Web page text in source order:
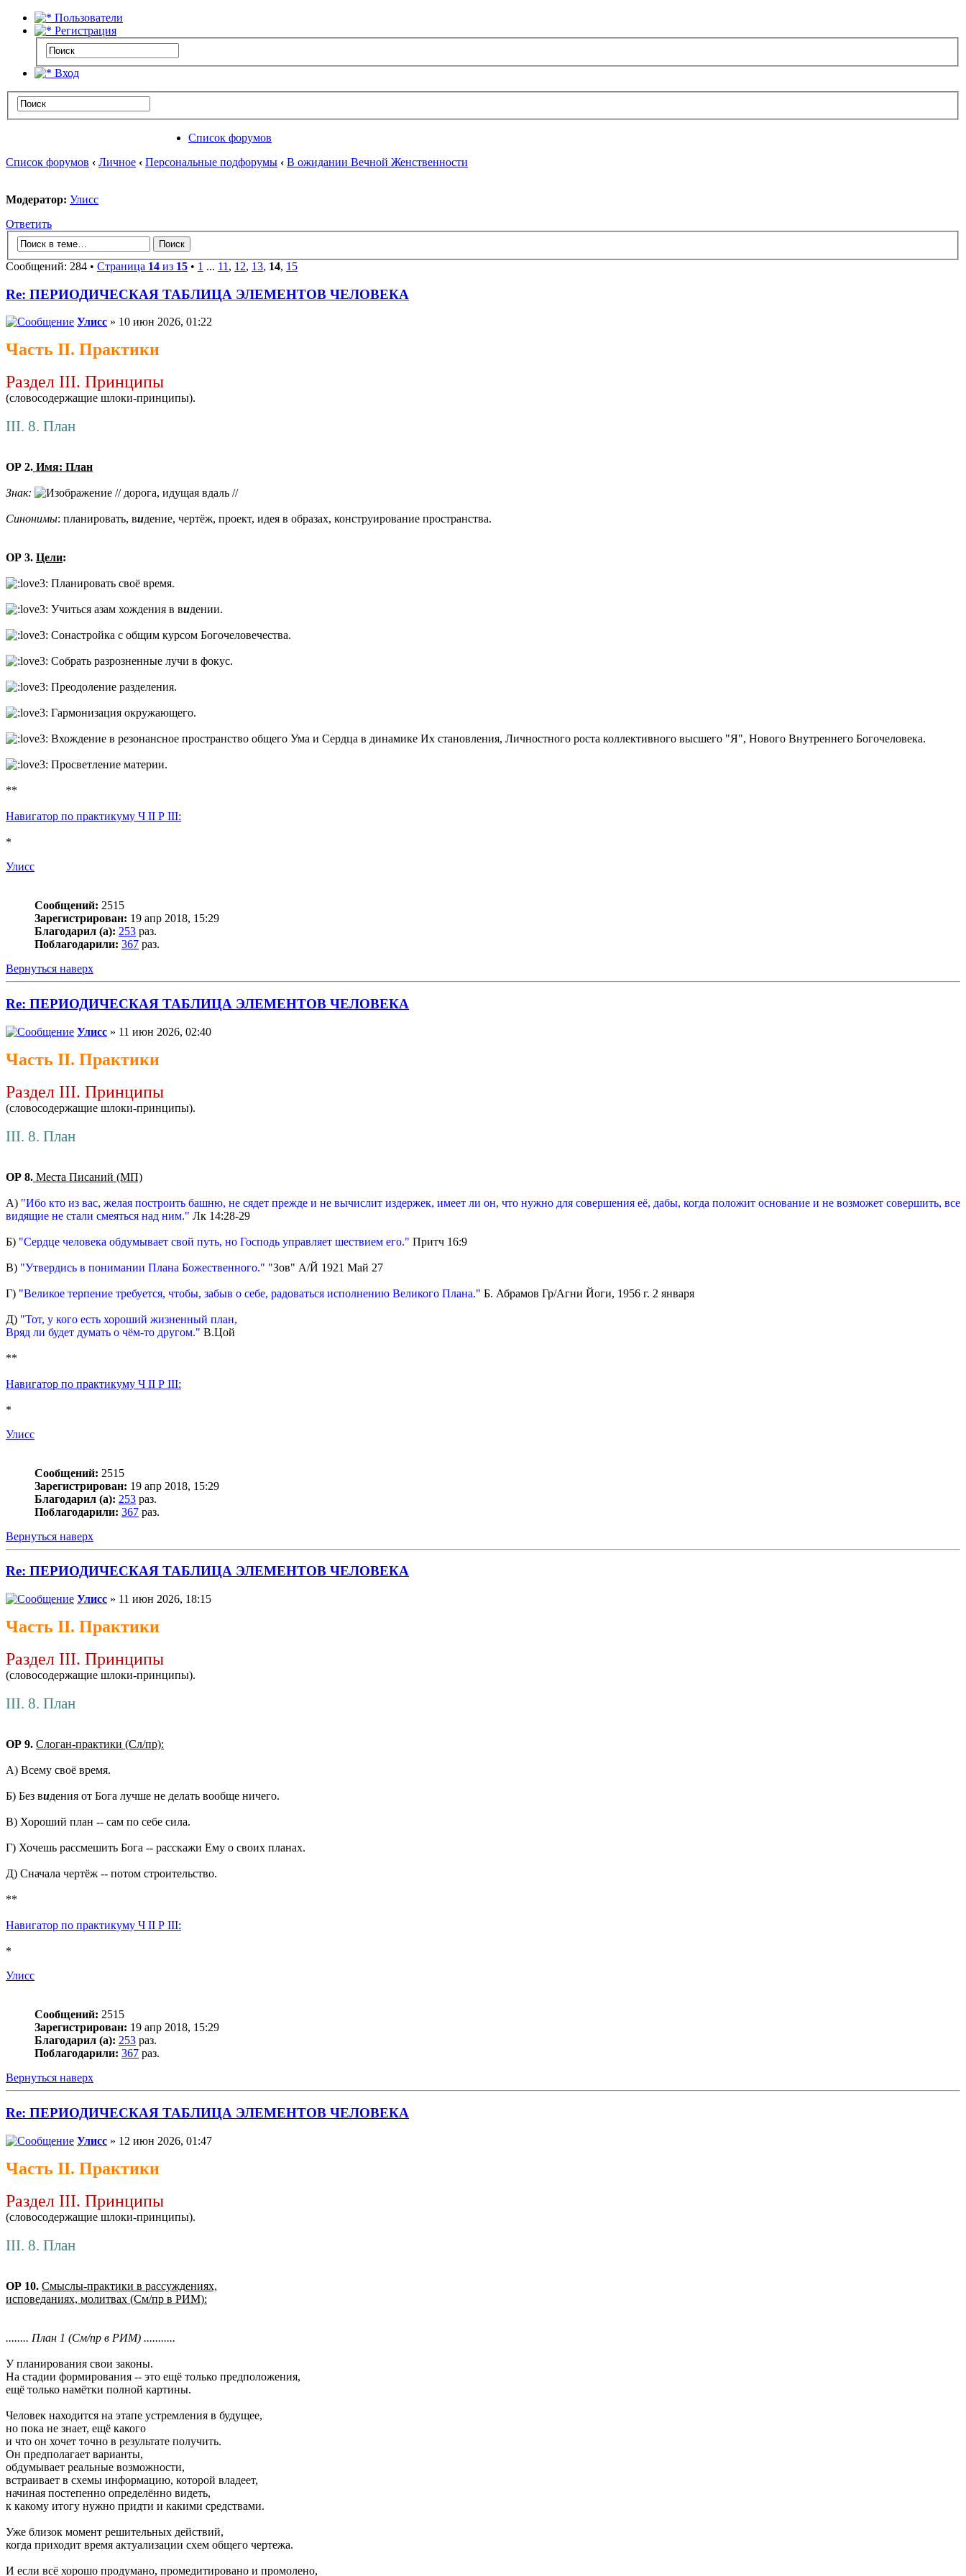
Пользователи
Регистрация
Вход
Список форумов
Список форумов ‹ Личное ‹ Персональные подфорумы ‹ В ожидании Вечной Женственности
Модератор: Улисс
Ответить
Сообщений: 284 • Страница 14 из 15 • 1 ... 11 , 12, 13, 14, 15
Re: ПЕРИОДИЧЕСКАЯ ТАБЛИЦА ЭЛЕМЕНТОВ ЧЕЛОВЕКА
Улисс » 10 июн 2026, 01:22
Часть II. Практики
Раздел III. Принципы
(словосодержащие шлоки-принципы).
III. 8. План
ОР 2. Имя: План
Знак: // дорога, идущая вдаль //
Синонимы: планировать, видение, чертёж, проект, идея в образах, конструирование пространства.
ОР 3. Цели:
Планировать своё время.
Учиться азам хождения в видении.
Сонастройка с общим курсом Богочеловечества.
Собрать разрозненные лучи в фокус.
Преодоление разделения.
Гармонизация окружающего.
Вхождение в резонансное пространство общего Ума и Сердца в динамике Их становления, Личностного роста коллективного высшего "Я", Нового Внутреннего Богочеловека.
Просветление материи.
**
Навигатор по практикуму Ч II Р III:
*
Улисс
Сообщений: 2515
Зарегистрирован: 19 апр 2018, 15:29
Благодарил (а): 253 раз.
Поблагодарили: 367 раз.
Вернуться наверх
Re: ПЕРИОДИЧЕСКАЯ ТАБЛИЦА ЭЛЕМЕНТОВ ЧЕЛОВЕКА
Улисс » 11 июн 2026, 02:40
Часть II. Практики
Раздел III. Принципы
(словосодержащие шлоки-принципы).
III. 8. План
ОР 8. Места Писаний (МП)
А) "Ибо кто из вас, желая построить башню, не сядет прежде и не вычислит издержек, имеет ли он, что нужно для совершения её, дабы, когда положит основание и не возможет совершить, все
видящие не стали смеяться над ним." Лк 14:28-29
Б) "Сердце человека обдумывает свой путь, но Господь управляет шествием его." Притч 16:9
В) "Утвердись в понимании Плана Божественного." "Зов" А/Й 1921 Май 27
Г) "Великое терпение требуется, чтобы, забыв о себе, радоваться исполнению Великого Плана." Б. Абрамов Гр/Агни Йоги, 1956 г. 2 января
Д) "Тот, у кого есть хороший жизненный план,
Вряд ли будет думать о чём-то другом." В.Цой
**
Навигатор по практикуму Ч II Р III:
*
Улисс
Сообщений: 2515
Зарегистрирован: 19 апр 2018, 15:29
Благодарил (а): 253 раз.
Поблагодарили: 367 раз.
Вернуться наверх
Re: ПЕРИОДИЧЕСКАЯ ТАБЛИЦА ЭЛЕМЕНТОВ ЧЕЛОВЕКА
Улисс » 11 июн 2026, 18:15
Часть II. Практики
Раздел III. Принципы
(словосодержащие шлоки-принципы).
III. 8. План
ОР 9. Слоган-практики (Сл/пр):
А) Всему своё время.
Б) Без видения от Бога лучше не делать вообще ничего.
В) Хороший план -- сам по себе сила.
Г) Хочешь рассмешить Бога -- расскажи Ему о своих планах.
Д) Сначала чертёж -- потом строительство.
**
Навигатор по практикуму Ч II Р III:
*
Улисс
Сообщений: 2515
Зарегистрирован: 19 апр 2018, 15:29
Благодарил (а): 253 раз.
Поблагодарили: 367 раз.
Вернуться наверх
Re: ПЕРИОДИЧЕСКАЯ ТАБЛИЦА ЭЛЕМЕНТОВ ЧЕЛОВЕКА
Улисс » 12 июн 2026, 01:47
Часть II. Практики
Раздел III. Принципы
(словосодержащие шлоки-принципы).
III. 8. План
ОР 10. Смыслы-практики в рассуждениях,
исповеданиях, молитвах (См/пр в РИМ):
........ План 1 (См/пр в РИМ) ...........
У планирования свои законы.
На стадии формирования -- это ещё только предположения,
ещё только намётки полной картины.
Человек находится на этапе устремления в будущее,
но пока не знает, ещё какого
и что он хочет точно в результате получить.
Он предполагает варианты,
обдумывает реальные возможности,
встраивает в схемы информацию, которой владеет,
начиная постепенно определённо видеть,
к какому итогу нужно придти и какими средствами.
Уже близок момент решительных действий,
когда приходит время актуализации схем общего чертежа.
И если всё хорошо продумано, промедитировано и промолено,